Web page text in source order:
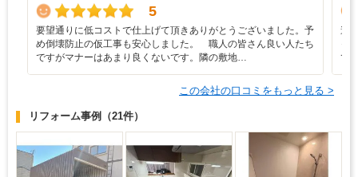
5
要望通りに低コストで仕上げて頂きありがとうございました。予
め倒壊防止の仮工事も安心しました。 職人の皆さん良い人たち
ですがマナーはあまり良くないです。隣の敷地…
遠
て
この会社の口コミをもっと見る >
リフォーム事例 （21件）